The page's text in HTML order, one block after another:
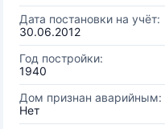
Дата постановки на учёт:
30.06.2012
Год постройки:
1940
Дом признан аварийным:
Нет